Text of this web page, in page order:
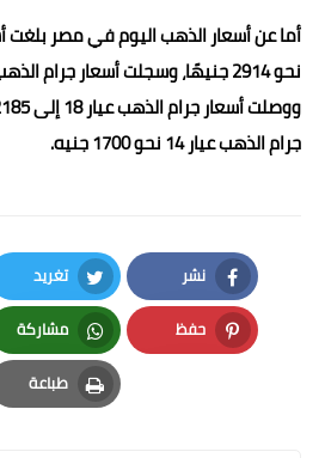
جرام الذهب عيار 14 نحو 1700 جنيه.
نشر
Facebook
تغريد
Twitter
حفظ
Pinterest
مشاركة
Whatsapp
طباعة
Print